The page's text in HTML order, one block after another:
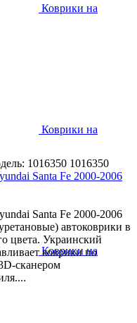
Коврики на
Коврики на
Коврики на
1016350 1016350
Santa Fe 2000-2006
Santa Fe 2000-2006
автоковрики в
цвета. Украинский
коврики по
сканером